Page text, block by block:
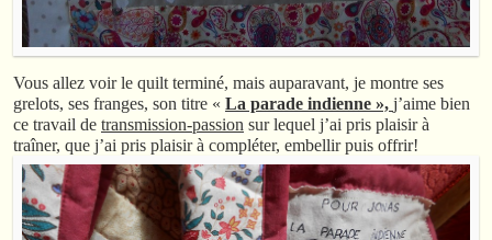
Vous allez voir le quilt terminé, mais auparavant, je montre ses
grelots, ses franges, son titre « La parade indienne », j’aime bien
ce travail de transmission-passion sur lequel j’ai pris plaisir à
traîner, que j’ai pris plaisir à compléter, embellir puis offrir!